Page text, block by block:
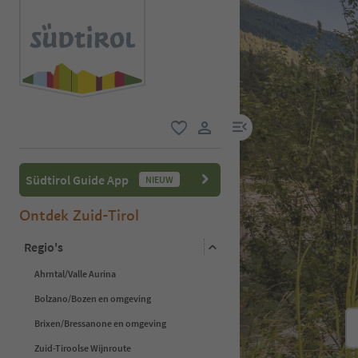
gebruikerslink
menulink
Südtirol Guide App NIEUW
Ontdek Zuid-Tirol
Regio's
Ahrntal/Valle Aurina
Bolzano/Bozen en omgeving
Brixen/Bressanone en omgeving
Zuid-Tiroolse Wijnroute